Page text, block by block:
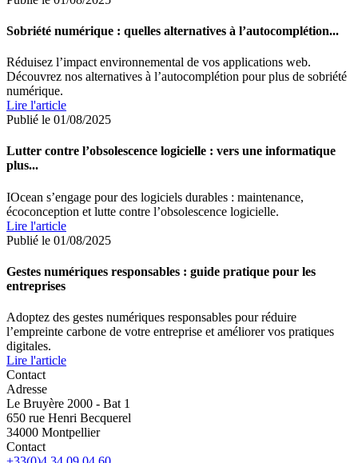
Sobriété numérique : quelles alternatives à l’autocomplétion...
Réduisez l’impact environnemental de vos applications web.
Découvrez nos alternatives à l’autocomplétion pour plus de sobriété
numérique.
Lire l'article
Publié le 01/08/2025
Lutter contre l’obsolescence logicielle : vers une informatique
plus...
IOcean s’engage pour des logiciels durables : maintenance,
écoconception et lutte contre l’obsolescence logicielle.
Lire l'article
Publié le 01/08/2025
Gestes numériques responsables : guide pratique pour les
entreprises
Adoptez des gestes numériques responsables pour réduire
l’empreinte carbone de votre entreprise et améliorer vos pratiques
digitales.
Lire l'article
Contact
Adresse
Le Bruyère 2000 - Bat 1
650 rue Henri Becquerel
34000 Montpellier
Contact